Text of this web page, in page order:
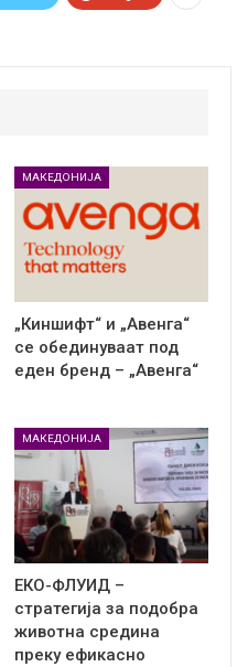
МАКЕДОНИЈА
„Киншифт“ и „Авенга“
се обединуваат под
еден бренд – „Авенга“
МАКЕДОНИЈА
ЕКО-ФЛУИД –
стратегија за подобра
животна средина
преку ефикасно